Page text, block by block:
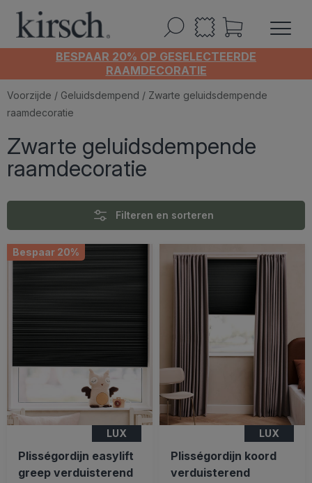
BESPAAR 20% OP GESELECTEERDE
RAAMDECORATIE
Voorzijde / Geluidsdempend / Zwarte geluidsdempende
raamdecoratie
Zwarte geluidsdempende
raamdecoratie
Filteren en sorteren
Bespaar 20%
LUX
Plisségordijn easylift
greep verduisterend
LUX
Plisségordijn koord
verduisterend